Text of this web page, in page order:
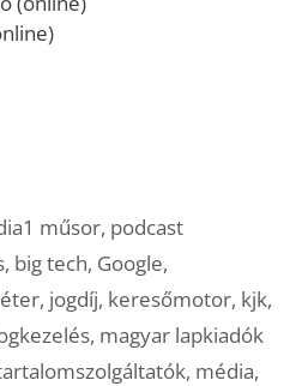
műsor, podcast
, big tech, Google,
, jogdíj, keresőmotor, kjk,
, magyar lapkiadók
, média,